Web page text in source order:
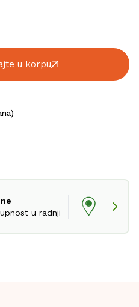
u korpu
u radnji